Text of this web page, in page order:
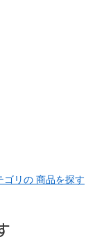
ゴリの 商品を探す